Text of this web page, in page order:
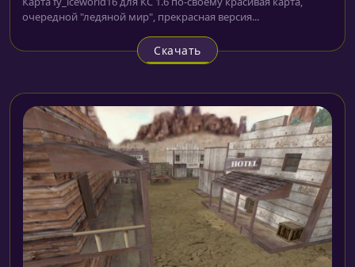
очередной "ледяной мир", прекрасная версия...
Скачать